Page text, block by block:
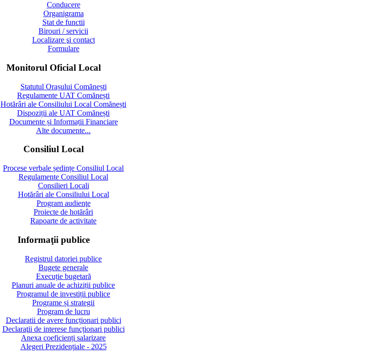
Conducere
Organigrama
Stat de functii
Birouri / servicii
Localizare şi contact
Formulare
Monitorul Oficial Local
Statutul Orașului Comănești
Regulamente UAT Comănești
Hotărâri ale Consiliului Local Comănești
Dispoziții ale UAT Comănești
Documente și Informații Financiare
Alte documente...
Consiliul Local
Procese verbale ședințe Consiliul Local
Regulamente Consiliul Local
Consilieri Locali
Hotărâri ale Consiliului Local
Program audienţe
Proiecte de hotărâri
Rapoarte de activitate
Informaţii publice
Registrul datoriei publice
Bugete generale
Execuție bugetară
Planuri anuale de achiziții publice
Programul de investiții publice
Programe și strategii
Program de lucru
Declaratii de avere funcționari publici
Declaraţii de interese funcționari publici
Anexa coeficienți salarizare
Alegeri Prezidențiale - 2025